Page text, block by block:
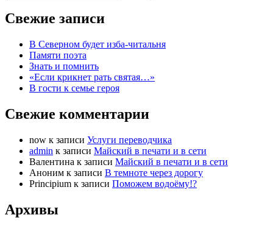
Свежие записи
В Северном будет изба-читальня
Памяти поэта
Знать и помнить
«Если крикнет рать святая…»
В гости к семье героя
Свежие комментарии
now к записи Услуги переводчика
admin к записи Майский в печати и в сети
Валентина к записи Майский в печати и в сети
Аноним к записи В темноте через дорогу
Principium к записи Поможем водоёму!?
Архивы